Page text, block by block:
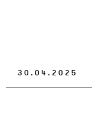
30.04.2025